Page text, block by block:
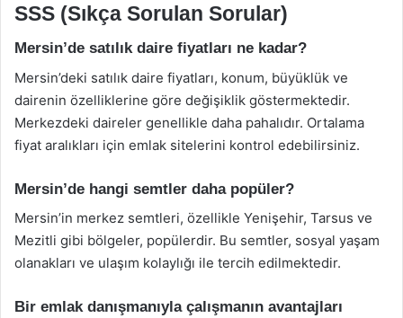
SSS (Sıkça Sorulan Sorular)
Mersin’de satılık daire fiyatları ne kadar?
Mersin’deki satılık daire fiyatları, konum, büyüklük ve
dairenin özelliklerine göre değişiklik göstermektedir.
Merkezdeki daireler genellikle daha pahalıdır. Ortalama
fiyat aralıkları için emlak sitelerini kontrol edebilirsiniz.
Mersin’de hangi semtler daha popüler?
Mersin’in merkez semtleri, özellikle Yenişehir, Tarsus ve
Mezitli gibi bölgeler, popülerdir. Bu semtler, sosyal yaşam
olanakları ve ulaşım kolaylığı ile tercih edilmektedir.
Bir emlak danışmanıyla çalışmanın avantajları